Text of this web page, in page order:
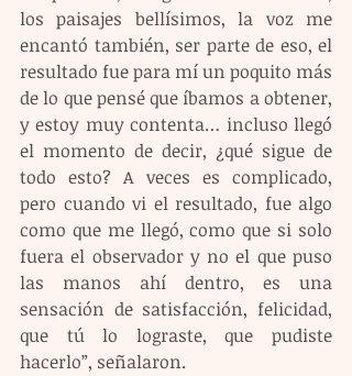
los paisajes bellísimos, la voz me
encantó también, ser parte de eso, el
resultado fue para mí un poquito más
de lo que pensé que íbamos a obtener,
y estoy muy contenta… incluso llegó
el momento de decir, ¿qué sigue de
todo esto? A veces es complicado,
pero cuando vi el resultado, fue algo
como que me llegó, como que si solo
fuera el observador y no el que puso
las manos ahí dentro, es una
sensación de satisfacción, felicidad,
que tú lo lograste, que pudiste
hacerlo”, señalaron.